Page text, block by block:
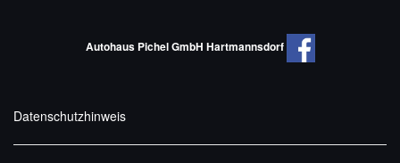
Autohaus Pichel GmbH Hartmannsdorf
Datenschutzhinweis